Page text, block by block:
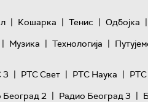
| Кошарка | Тенис | Одбојка |
| Музика | Технологијa |
3 | РТС Свет | РТС Наука |
Београд 2 | Радио Београд 3 |